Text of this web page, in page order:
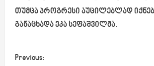
თუმცა პროგრესი აუცილებლად
განაცხადა ეკა სეფაშვილმა.
P
Previous: